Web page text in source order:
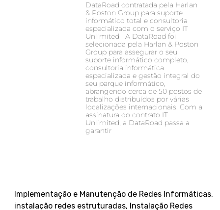
DataRoad contratada pela Harlan
& Poston Group para suporte
informático total e consultoria
especializada com o serviço IT
Unlimited A DataRoad foi
selecionada pela Harlan & Poston
Group para assegurar o seu
suporte informático completo,
consultoria informática
especializada e gestão integral do
seu parque informático,
abrangendo cerca de 50 postos de
trabalho distribuídos por várias
localizações internacionais. Com a
assinatura do contrato IT
Unlimited, a DataRoad passa a
garantir
Implementação e Manutenção de Redes Informáticas,
instalação redes estruturadas, Instalação Redes